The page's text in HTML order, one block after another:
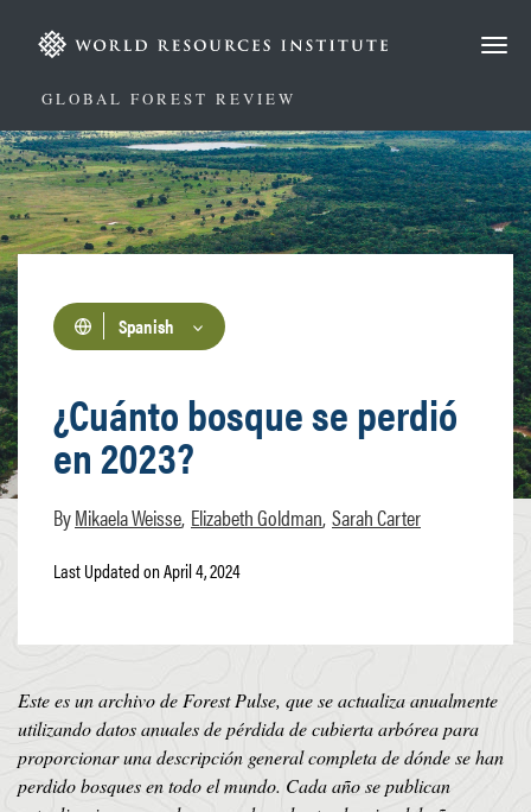
contenido
GLOBAL FOREST REVIEW
Spanish
¿Cuánto bosque se perdió
en 2023?
Mikaela Weisse Elizabeth Goldman Sarah Carter
Last Updated on April 4, 2024
Este es un archivo de Forest Pulse, que se actualiza anualmente
utilizando datos anuales de pérdida de cubierta arbórea para
proporcionar una descripción general completa de dónde se han
perdido bosques en todo el mundo. Cada año se publican